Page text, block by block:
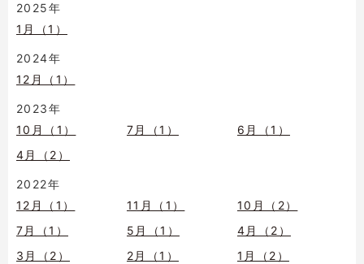
2025年
1月（1）
2024年
12月（1）
2023年
10月（1）
7月（1）
6月（1）
4月（2）
2022年
12月（1）
11月（1）
10月（2）
7月（1）
5月（1）
4月（2）
3月（2）
2月（1） 1月（2）